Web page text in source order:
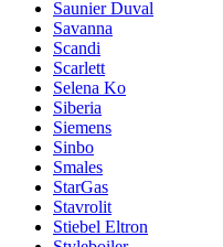
Saunier Duval
Savanna
Scandi
Scarlett
Selena Ko
Siberia
Siemens
Sinbo
Smales
StarGas
Stavrolit
Stiebel Eltron